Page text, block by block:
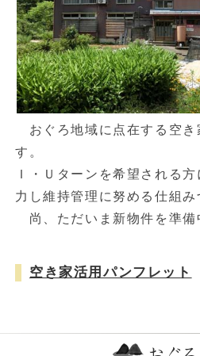
おぐろ地域に点在する空き
す。
Ｉ・Ｕターンを希望される
力し維持管理に努める仕組
尚、ただいま新物件を準備
空き家活用パンフレット